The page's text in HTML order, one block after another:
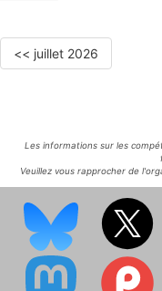
<< juillet 2026
Les informations sur les
Veuillez vous rapprocher de